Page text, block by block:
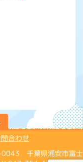
合わせ
千葉県浦安市富士